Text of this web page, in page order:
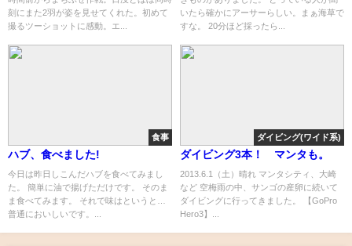
刻にまた2羽が姿を見せてくれた。初めて
撮るツーショットに感動。エ...
いたら確かにアーサーらしい。まぁ海草で
すな。 20分ほど採ったら...
食事
ハブ、食べました!
今日は昨日しこんだハブを食べてみまし
た。 簡単に油で揚げただけです。 そのま
ま食べてみます。 それで味はというと…
普通においしいです。...
ダイビング(ワイド系)
ダイビング3本！ マンタも。
2013.6.1（土）晴れ マンタシティ、大崎
など 空梅雨の中、サンゴの産卵に続いて
ダイビングに行ってきました。 【GoPro
Hero3】...